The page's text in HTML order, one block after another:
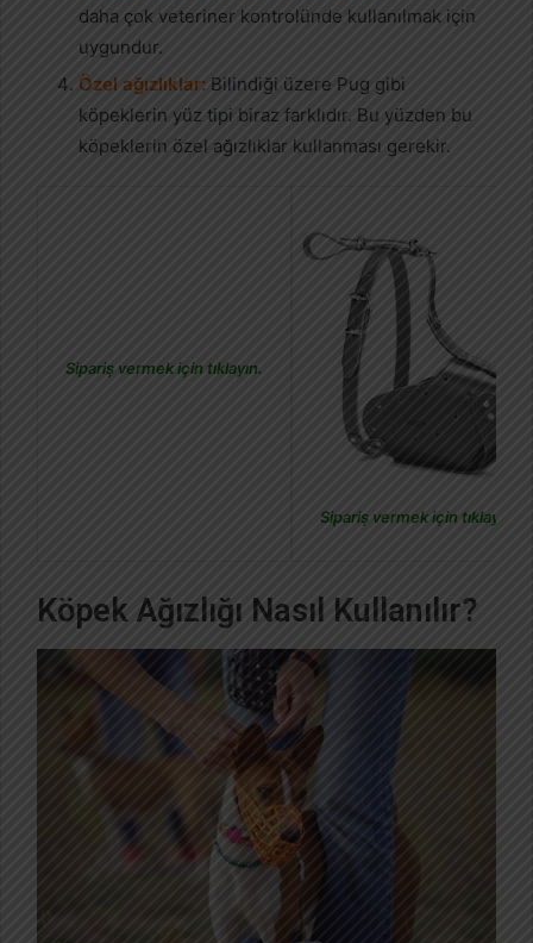
daha çok veteriner kontrolünde kullanılmak için
uygundur.
Özel ağızlıklar: Bilindiği üzere Pug gibi
köpeklerin yüz tipi biraz farklıdır. Bu yüzden bu
köpeklerin özel ağızlıklar kullanması gerekir.
Sipariş vermek için tıklayın.
Sipariş vermek için tıklayın.
Köpek Ağızlığı Nasıl Kullanılır?